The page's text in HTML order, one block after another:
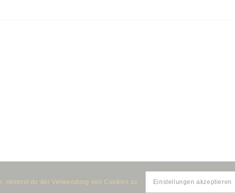
du der Verwendung von Cookies zu. Einstellungen akzeptieren